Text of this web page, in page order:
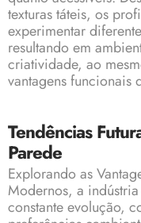
texturas táteis, os
experimentar
resultando em
criatividade, ao
vantagens funcionais
Tendências
Parede
Explorando as
Modernos, a
constante evolução,